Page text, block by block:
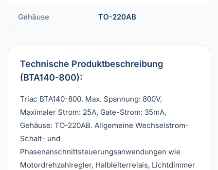
Gehäuse TO-220AB
Technische Produktbeschreibung
(BTA140-800):
Triac BTA140-800. Max. Spannung: 800V,
Maximaler Strom: 25A, Gate-Strom: 35mA,
Gehäuse: TO-220AB. Allgemeine Wechselstrom-
Schalt- und
Phasenanschnittsteuerungsanwendungen wie
Motordrehzahlregler, Halbleiterrelais, Lichtdimmer